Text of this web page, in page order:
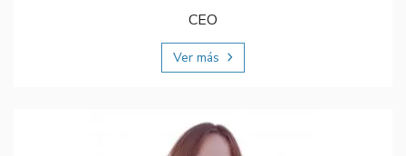
CEO
Ver más